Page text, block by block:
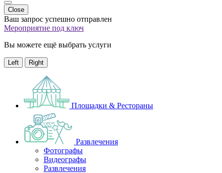
Close
Ваш запрос успешно отправлен
Мероприятие под ключ
Вы можете ещё выбрать услуги
Left Right
Площадки & Рестораны
Развлечения
Фотографы
Видеографы
Развлечения